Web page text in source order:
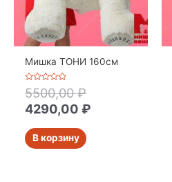
Мишка ТОНИ 160см
Оценка
0
из
5
5500,00₽
4290,00₽
В корзину